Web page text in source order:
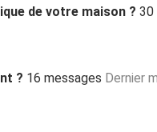
de votre maison ? 30
? 16 messages Dernier